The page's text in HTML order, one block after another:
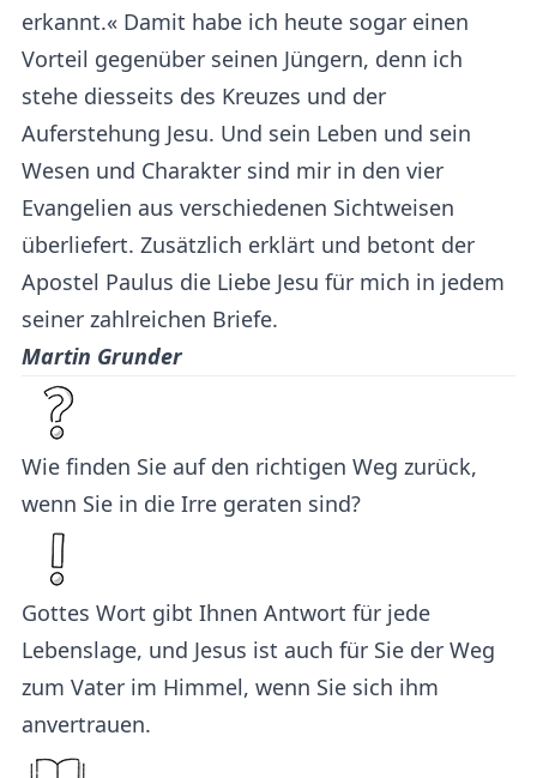
erkannt.« Damit habe ich heute sogar einen
Vorteil gegenüber seinen Jüngern, denn ich
stehe diesseits des Kreuzes und der
Auferstehung Jesu. Und sein Leben und sein
Wesen und Charakter sind mir in den vier
Evangelien aus verschiedenen Sichtweisen
überliefert. Zusätzlich erklärt und betont der
Apostel Paulus die Liebe Jesu für mich in jedem
seiner zahlreichen Briefe.
Martin Grunder
Wie finden Sie auf den richtigen Weg zurück,
wenn Sie in die Irre geraten sind?
Gottes Wort gibt Ihnen Antwort für jede
Lebenslage, und Jesus ist auch für Sie der Weg
zum Vater im Himmel, wenn Sie sich ihm
anvertrauen.